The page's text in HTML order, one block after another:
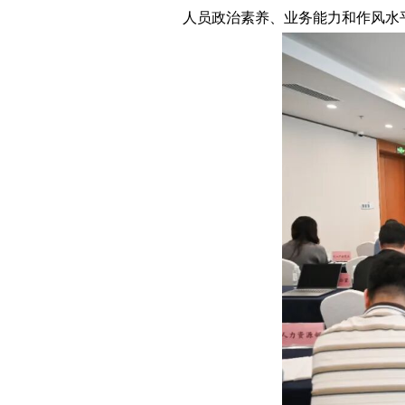
人员政治素养、业务能力和作风水